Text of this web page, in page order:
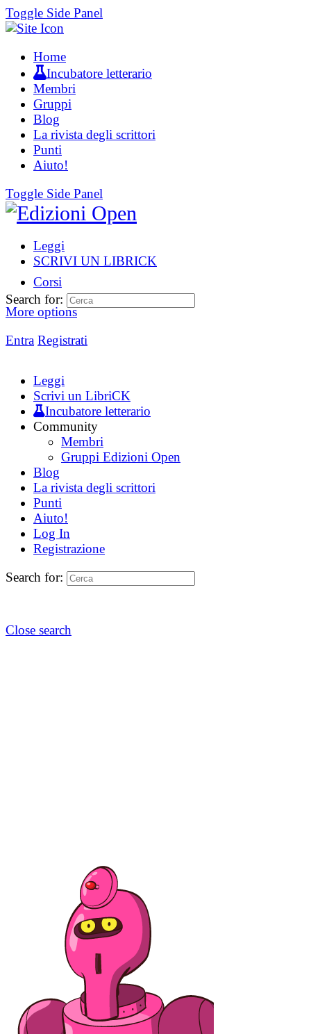
Toggle Side Panel
Home
Incubatore letterario
Membri
Gruppi
Blog
La rivista degli scrittori
Punti
Aiuto!
Toggle Side Panel
Leggi
SCRIVI UN LIBRICK
Corsi
More options
Entra Registrati
Search for:
Leggi
Scrivi un LibriCK
Incubatore letterario
Community
Membri
Gruppi Edizioni Open
Blog
La rivista degli scrittori
Punti
Aiuto!
Log In
Registrazione
Search for:
Close search